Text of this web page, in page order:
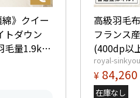
》クイー
トダウン
毛量1.9kg
ド取
ーク取
高級羽毛
フランス
(400dp以上)
星ロイヤ
ッドふと
royal-
¥ 84,260
在庫なし